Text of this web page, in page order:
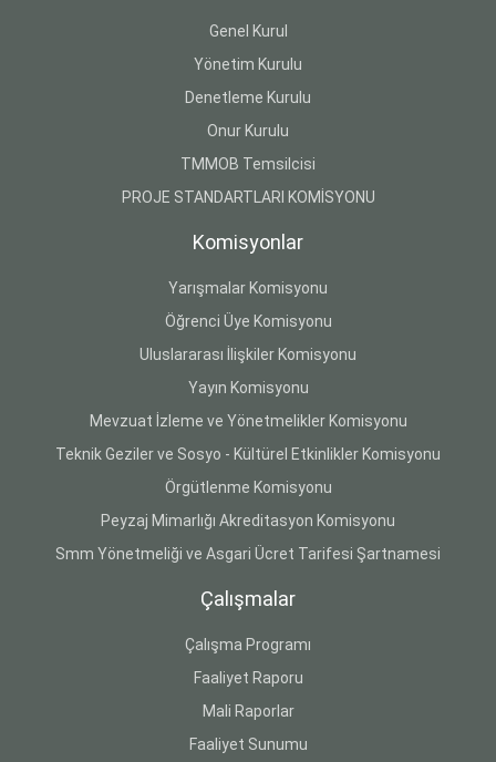
Genel Kurul
Yönetim Kurulu
Denetleme Kurulu
Onur Kurulu
TMMOB Temsilcisi
PROJE STANDARTLARI KOMİSYONU
Komisyonlar
Yarışmalar Komisyonu
Öğrenci Üye Komisyonu
Uluslararası İlişkiler Komisyonu
Yayın Komisyonu
Mevzuat İzleme ve Yönetmelikler Komisyonu
Teknik Geziler ve Sosyo - Kültürel Etkinlikler Komisyonu
Örgütlenme Komisyonu
Peyzaj Mimarlığı Akreditasyon Komisyonu
Smm Yönetmeliği ve Asgari Ücret Tarifesi Şartnamesi
Çalışmalar
Çalışma Programı
Faaliyet Raporu
Mali Raporlar
Faaliyet Sunumu